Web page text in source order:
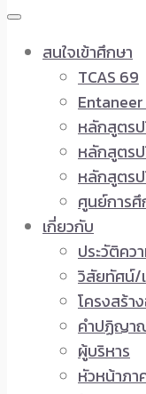
สนใจเข้าศึกษา
TCAS 69
หลักสูตร
หลักสูตร
หลักสูตร
ศูนย์การศึ
เกี่ยวกับ
ประวัติคว
วิสัยทัศน์/
โครงสร้า
คำปฏิญา
ผู้บริหาร
หัวหน้าภา